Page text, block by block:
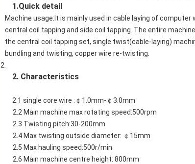
1.Quick detail
Machine usage:It is mainly used in cable laying of
central coil tapping and side coil tapping. The entire
the central coil tapping set, single twist(cable-laying)
bundling and twisting, copper wire re-twisting.
2.
2. Characteristics
2.1 single core wire :￠1.0mm-￠3.0mm
2.2 Main machine max rotating speed:500rpm
2.3 Twisting pitch:30-200mm
2.4 Max twisting outside diameter: ￠15mm
2.5 Max hauling speed:500r/min
2.6 Main machine centre height: 800mm